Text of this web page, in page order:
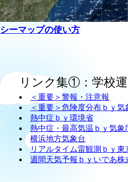
シーマップの使い方
リンク集①：学校
＜重要＞警報・注意報
＜重要＞危険度分布ｂｙ気
熱中症ｂｙ環境省
熱中症・最高気温ｂｙ気象
横浜地方気象台
リアルタイム雷観測ｂｙ東
週間天気予報ｂｙいであ株